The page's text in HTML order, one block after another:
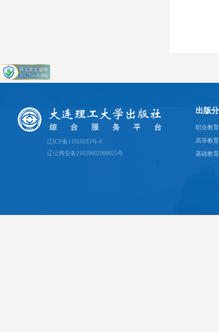
辽ICP备11016033号-6
辽公网安备21029602000025号
出版
职业教
高等教
基础教